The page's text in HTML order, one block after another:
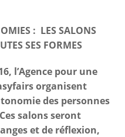
élevé
: LES SALONS
SES FORMES
l’Agence pour une
organisent
des personnes
salons seront
et de réflexion,